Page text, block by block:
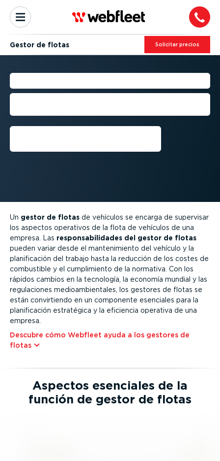
Gestor de flotas Solicitar precios
GESTOR DE FLOTAS
Habilidades, función y respon­sa­bi­li­
Un gestor de flotas de vehículos se encarga de supervisar
los aspectos operativos de la flota de vehículos de una
empresa. Las respon­sa­bi­li­dades del gestor de flotas
pueden variar desde el mante­ni­miento del vehículo y la
plani­fi­cación del trabajo hasta la reducción de los costes de
combustible y el cumpli­miento de la normativa. Con los
rápidos cambios en la tecnología, la economía mundial y las
regula­ciones medioam­bien­tales, los gestores de flotas se
están convir­tiendo en un componente esenciales para la
plani­fi­cación estratégica y la eficiencia operativa de una
empresa.
Descubre cómo Webfleet ayuda a los gestores de
flotas
Aspectos esenciales de la
función de gestor de flotas